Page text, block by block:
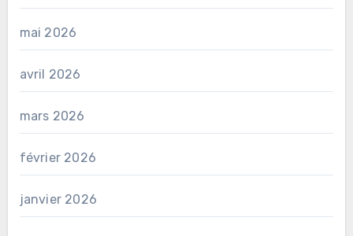
mai 2026
avril 2026
mars 2026
février 2026
janvier 2026